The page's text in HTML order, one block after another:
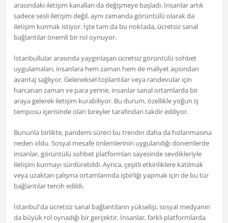
arasındaki iletişim kanalları da değişmeye başladı. İnsanlar artık
sadece sesli iletişim değil, aynı zamanda görüntülü olarak da
iletişim kurmak istiyor. İşte tam da bu noktada, ücretsiz sanal
bağlantılar önemli bir rol oynuyor.
İstanbullular arasında yaygınlaşan ücretsiz görüntülü sohbet
uygulamaları, insanlara hem zaman hem de maliyet açısından
avantaj sağlıyor. Geleneksel toplantılar veya randevular için
harcanan zaman ve para yerine, insanlar sanal ortamlarda bir
araya gelerek iletişim kurabiliyor. Bu durum, özellikle yoğun iş
temposu içerisinde olan bireyler tarafından takdir ediliyor.
Bununla birlikte, pandemi süreci bu trendin daha da hızlanmasına
neden oldu. Sosyal mesafe önlemlerinin uygulandığı dönemlerde
insanlar, görüntülü sohbet platformları sayesinde sevdikleriyle
iletişim kurmayı sürdürebildi. Ayrıca, çeşitli etkinliklere katılmak
veya uzaktan çalışma ortamlarında işbirliği yapmak için de bu tür
bağlantılar tercih edildi.
İstanbul'da ücretsiz sanal bağlantıların yükselişi, sosyal medyanın
da büyük rol oynadığı bir gerçektir. İnsanlar, farklı platformlarda